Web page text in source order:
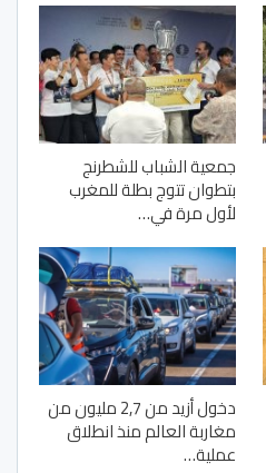
جمعية الشباب للشطرنج
بتطوان تتوج بطلة للمغرب
لأول مرة في…
دخول أزيد من 2,7 مليون من
مغاربة العالم منذ انطلاق
عملية…